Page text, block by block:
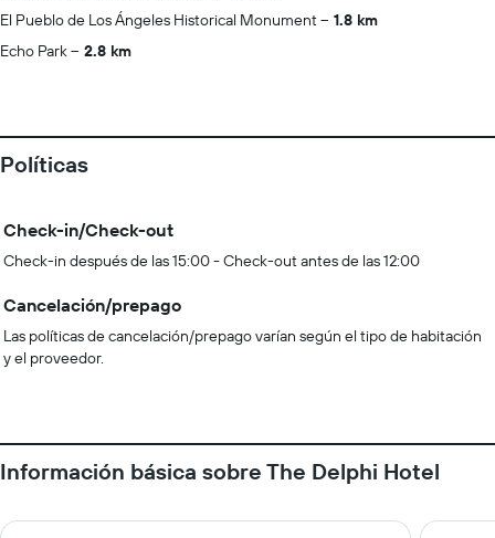
El Pueblo de Los Ángeles Historical Monument
1.8 km
Echo Park
2.8 km
Políticas
Check-in/Check-out
Check-in después de las 15:00 - Check-out antes de las 12:00
Cancelación/prepago
Las políticas de cancelación/prepago varían según el tipo de habitación
y el proveedor.
Información básica sobre The Delphi Hotel